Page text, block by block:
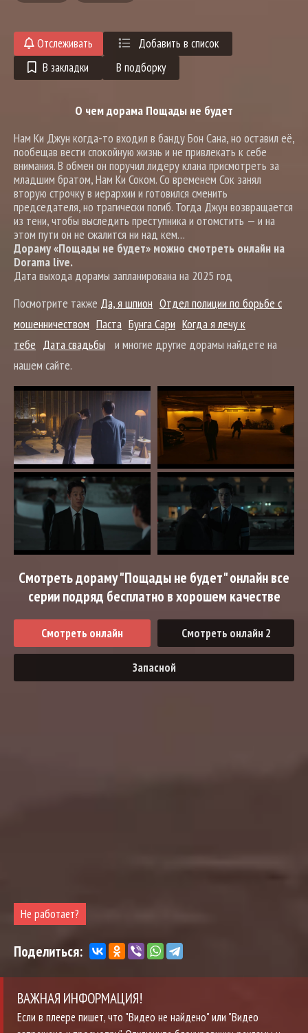
Отслеживать
Добавить в список
В закладки
В подборку
О чем дорама Пощады не будет
Нам Ки Джун когда-то входил в банду Бон Сана, но оставил её,
пообещав вести спокойную жизнь и не привлекать к себе
внимания. В обмен он поручил лидеру клана присмотреть за
младшим братом, Нам Ки Соком. Со временем Сок занял
вторую строчку в иерархии и готовился сменить
председателя, но трагически погиб. Тогда Джун возвращается
из тени, чтобы выследить преступника и отомстить — и на
этом пути он не сжалится ни над кем…
Дораму «Пощады не будет» можно смотреть онлайн на
Dorama live.
Дата выхода дорамы запланирована на 2025 год
Посмотрите также Да, я шпион Отдел полиции по борьбе с
мошенничеством Паста Бунга Сари Когда я лечу к
тебе Дата свадьбы
и многие другие дорамы найдете на
нашем сайте.
Смотреть дораму "Пощады не будет" онлайн все
серии подряд бесплатно в хорошем качестве
Смотреть онлайн Смотреть онлайн 2
Запасной
Не работает?
Поделиться:
ВАЖНАЯ ИНФОРМАЦИЯ!
Если в плеере пишет, что "Видео не найдено" или "Видео